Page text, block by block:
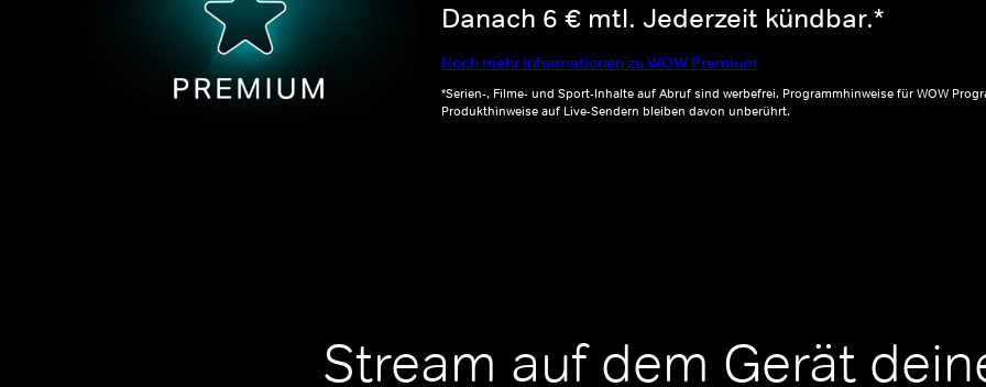
Danach 6 € mtl. Jederzeit kündbar.*
Noch mehr Informationen zu WOW Premium
*Serien-, Filme- und Sport-Inhalte auf Abruf sind werbefrei. Programmhinweise für WOW
Produkthinweise auf Live-Sendern bleiben davon unberührt.
Stream auf dem Gerät